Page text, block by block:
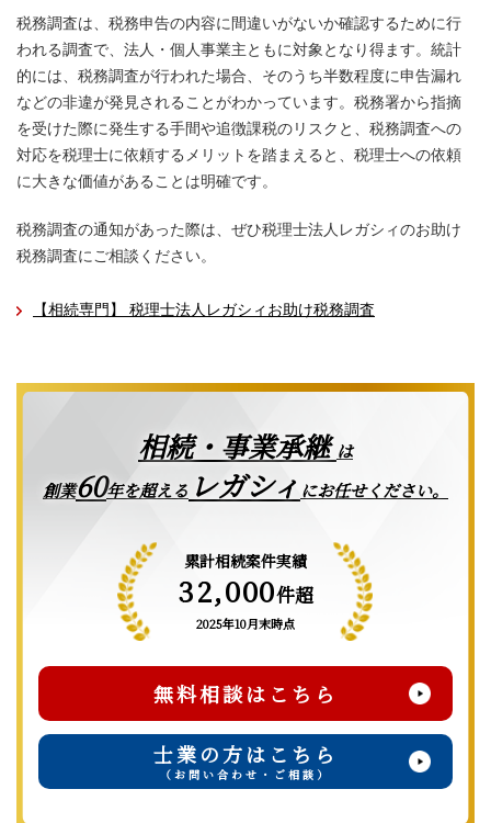
税務調査は、税務申告の内容に間違いがないか確認するために行
われる調査で、法人・個人事業主ともに対象となり得ます。統計
的には、税務調査が行われた場合、そのうち半数程度に申告漏れ
などの非違が発見されることがわかっています。税務署から指摘
を受けた際に発生する手間や追徴課税のリスクと、税務調査への
対応を税理士に依頼するメリットを踏まえると、税理士への依頼
に大きな価値があることは明確です。
税務調査の通知があった際は、ぜひ税理士法人レガシィのお助け
税務調査にご相談ください。
【相続専門】 税理士法人レガシィお助け税務調査
相続・事業承継は
創業60年を超える レガシィ にお任せください。
累計相続案件実績
32,000件超
2025年10月末時点
無料相談はこちら
士業の方はこちら
（お問い合わせ・ご相談）